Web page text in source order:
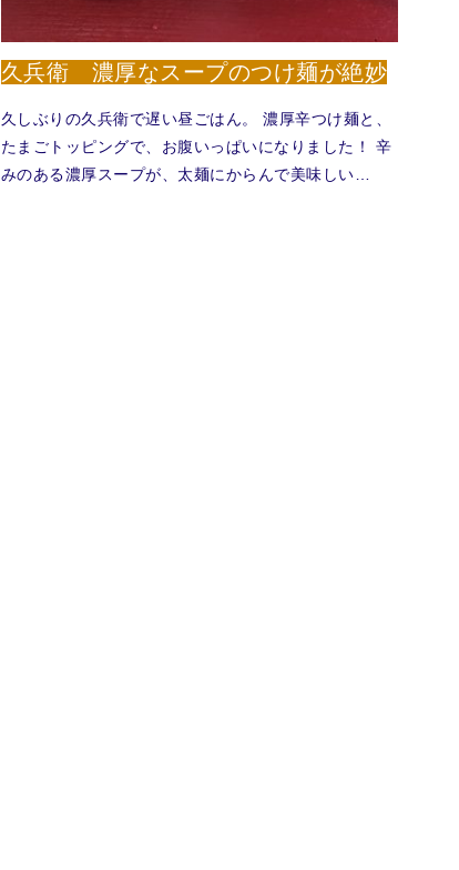
久兵衛 濃厚なスープのつけ麺が絶妙
久しぶりの久兵衛で遅い昼ごはん。 濃厚辛つけ麺と、
たまごトッピングで、お腹いっぱいになりました！ 辛
みのある濃厚スープが、太麺にからんで美味しい…